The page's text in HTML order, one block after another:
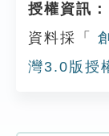
授權資訊：
資料採「
灣3.0版授